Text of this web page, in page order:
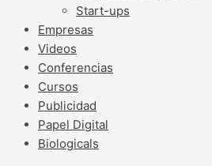
Start-ups
Empresas
Videos
Conferencias
Cursos
Publicidad
Papel Digital
Biologicals